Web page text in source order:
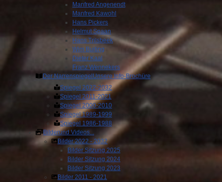
Manfred Angenendt
Manfred Kawohl
Hans Pickers
Helmut Spaan
Hans Trilsbeek
Wim Buiting
Dieter Kaal
Franz Wennekers
Der NarrenspiegelUnsere Info-Brochüre
Spiegel 2022-2032
Spiegel 2011-2021
Spiegel 2000-2010
Spiegel 1989-1999
Spiegel 1986-1988
Bilderund Videos...
Bilder 2022 - 2032
Bilder Sitzung 2025
Bilder Sitzung 2024
Bilder Sitzung 2023
Bilder 2011 - 2021